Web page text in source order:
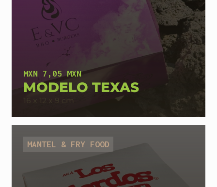
MXN 7,05 MXN
MODELO TEXAS
MANTEL & FRY FOOD